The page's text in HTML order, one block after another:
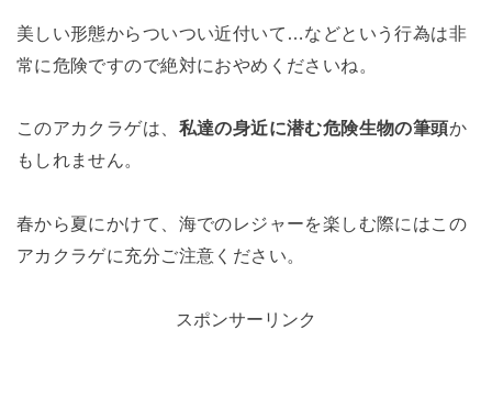
美しい形態からついつい近付いて…などという行為は非
常に危険ですので絶対におやめくださいね。
このアカクラゲは、 私達の身近に潜む危険生物の筆頭か
もしれません。
春から夏にかけて、海でのレジャーを楽しむ際にはこの
アカクラゲに充分ご注意ください。
スポンサーリンク